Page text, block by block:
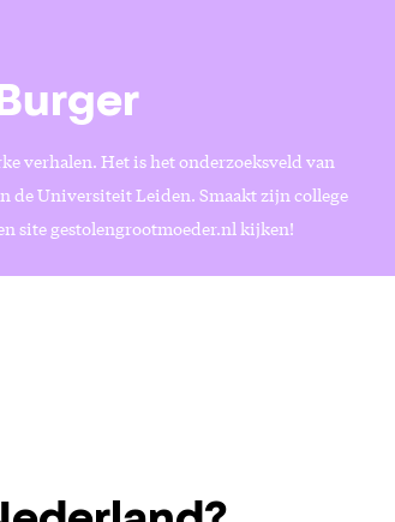
verhalen. Het is het onderzoeksveld van
de Universiteit Leiden. Smaakt zijn college
site gestolengrootmoeder.nl kijken!